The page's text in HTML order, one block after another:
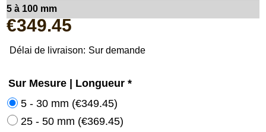
5 à 100 mm
€349.45
Délai de livraison: Sur demande
Sur Mesure | Longueur *
5 - 30 mm (€349.45)
25 - 50 mm (€369.45)